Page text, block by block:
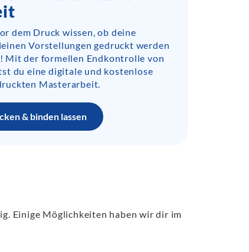
dem Druck wissen, ob deine
Vorstellungen gedruckt werden
Mit der formellen Endkontrolle von
du eine digitale und kostenlose
Masterarbeit.
& binden lassen
Einige Möglichkeiten haben wir dir im